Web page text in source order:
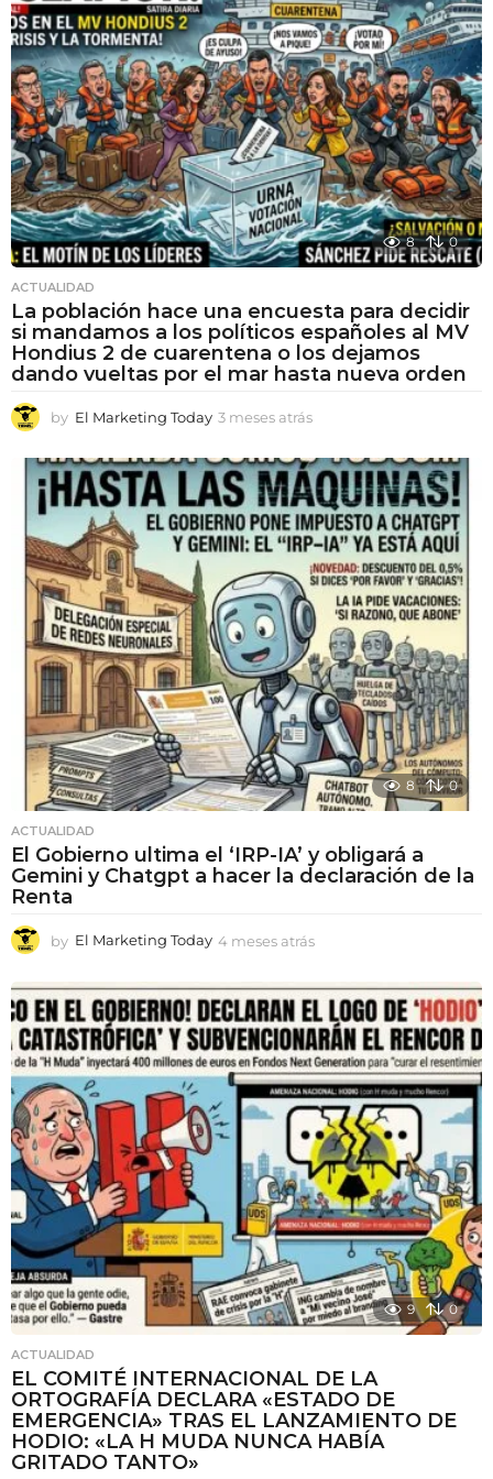
8 0
ACTUALIDAD
La población hace una encuesta para decidir
si mandamos a los políticos españoles al MV
Hondius 2 de cuarentena o los dejamos
dando vueltas por el mar hasta nueva orden
by El Marketing Today 3 meses atrás
e
s
e
s
a
t
r
á
s
8 0
ACTUALIDAD
El Gobierno ultima el ‘IRP-IA’ y obligará a
Gemini y Chatgpt a hacer la declaración de la
Renta
by El Marketing Today 4 meses atrás
e
s
e
s
a
t
r
á
s
9 0
ACTUALIDAD
EL COMITÉ INTERNACIONAL DE LA
ORTOGRAFÍA DECLARA «ESTADO DE
EMERGENCIA» TRAS EL LANZAMIENTO DE
HODIO: «LA H MUDA NUNCA HABÍA
GRITADO TANTO»